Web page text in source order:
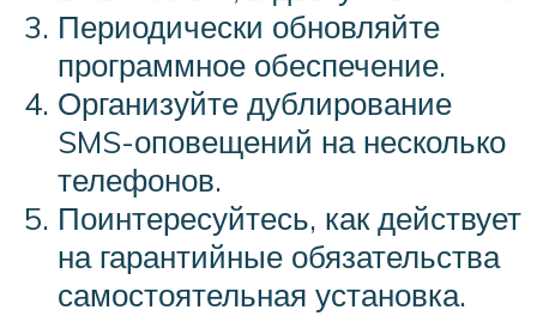
Периодически обновляйте
программное обеспечение.
Организуйте дублирование
SMS-оповещений на несколько
телефонов.
Поинтересуйтесь, как действует
на гарантийные обязательства
самостоятельная установка.